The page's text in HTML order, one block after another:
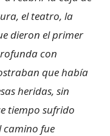
el teatro, la
dieron el primer
con
que había
heridas, sin
tiempo sufrido
camino fue